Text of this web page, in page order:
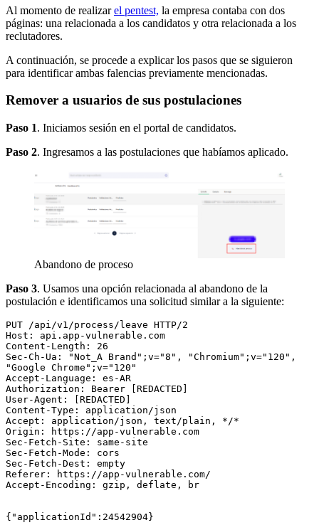
Al momento de realizarel pentest, la empresa contaba con dos
páginas: una relacionada a los candidatos y otra relacionada a los
reclutadores.
A continuación, se procede a explicar los pasos que se siguieron
para identificar ambas falencias previamente mencionadas.
Remover a usuarios de sus postulaciones
Paso 1. Iniciamos sesión en el portal de candidatos.
Paso 2. Ingresamos a las postulaciones que habíamos aplicado.
Abandono de proceso
Paso 3. Usamos una opción relacionada al abandono de la
postulación e identificamos una solicitud similar a la siguiente:
PUT /api/v1/process/leave HTTP/2
Host: api.app-vulnerable.com
Content-Length: 26
Sec-Ch-Ua: "Not_A Brand";v="8", "Chromium";v="120",
"Google Chrome";v="120"
Accept-Language: es-AR
Authorization: Bearer [REDACTED]
User-Agent: [REDACTED]
Content-Type: application/json
Accept: application/json, text/plain, */*
Origin: https://app-vulnerable.com
Sec-Fetch-Site: same-site
Sec-Fetch-Mode: cors
Sec-Fetch-Dest: empty
Referer: https://app-vulnerable.com/
Accept-Encoding: gzip, deflate, br
{"applicationId":24542904}